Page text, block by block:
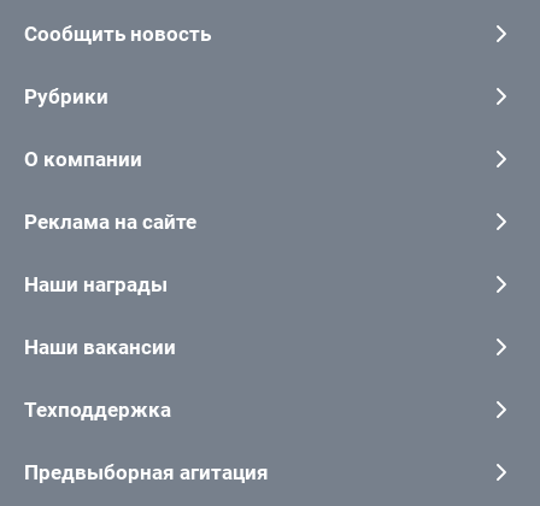
Сообщить новость
Рубрики
О компании
Реклама на сайте
Наши награды
Наши вакансии
Техподдержка
Предвыборная агитация